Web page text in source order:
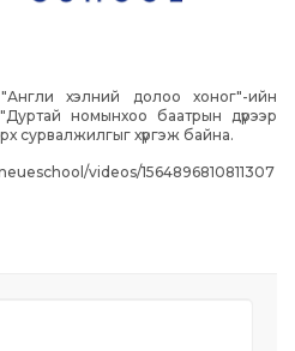
хэлний долоо хоног"-ийн
номынхоо баатрын дүрээр
сурвалжилгыг хүргэж байна.
videos/1564896810811307